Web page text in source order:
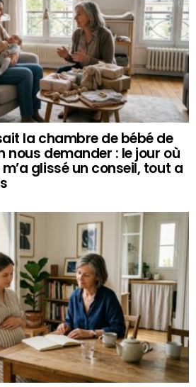
la chambre de bébé de
nous demander : le jour où
glissé un conseil, tout a